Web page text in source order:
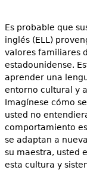
Es probable que
inglés (ELL)
valores familiares
estadounidense.
aprender una
entorno cultural y
Imagínese cómo
usted no
comportamiento
se adaptan a
su maestra, usted
esta cultura y